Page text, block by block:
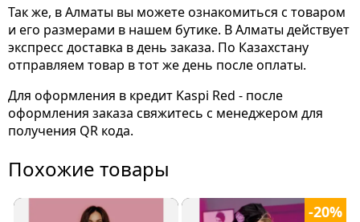
Так же, в Алматы вы можете ознакомиться с товаром
и его размерами в нашем бутике. В Алматы действует
экспресс доставка в день заказа. По Казахстану
отправляем товар в тот же день после оплаты.
Для оформления в кредит Kaspi Red - после
оформления заказа свяжитесь с менеджером для
получения QR кода.
Похожие товары
-20%